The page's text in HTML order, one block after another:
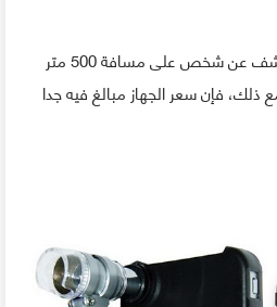
جهاز Therm-App يمكنه الكشف عن شخص على مسافة 500 متر
فإن سعر الجهاز مبالغ فيه جدا